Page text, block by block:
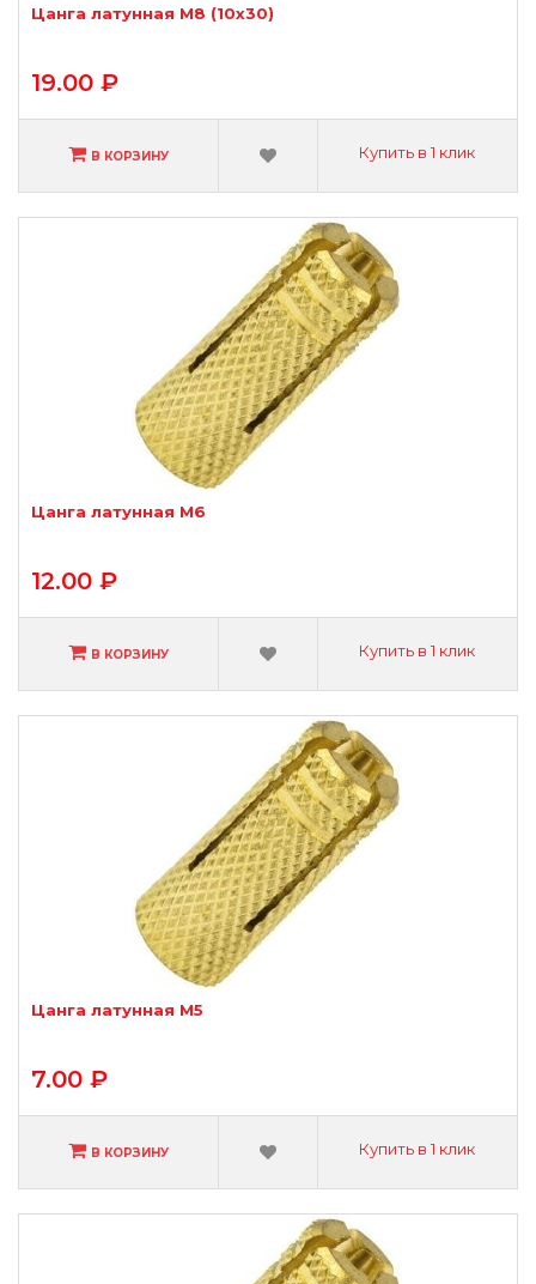
Цанга латунная М8 (10х30)
19.00 ₽
В КОРЗИНУ Купить в 1 клик
Цанга латунная М6
12.00 ₽
В КОРЗИНУ Купить в 1 клик
Цанга латунная М5
7.00 ₽
В КОРЗИНУ Купить в 1 клик